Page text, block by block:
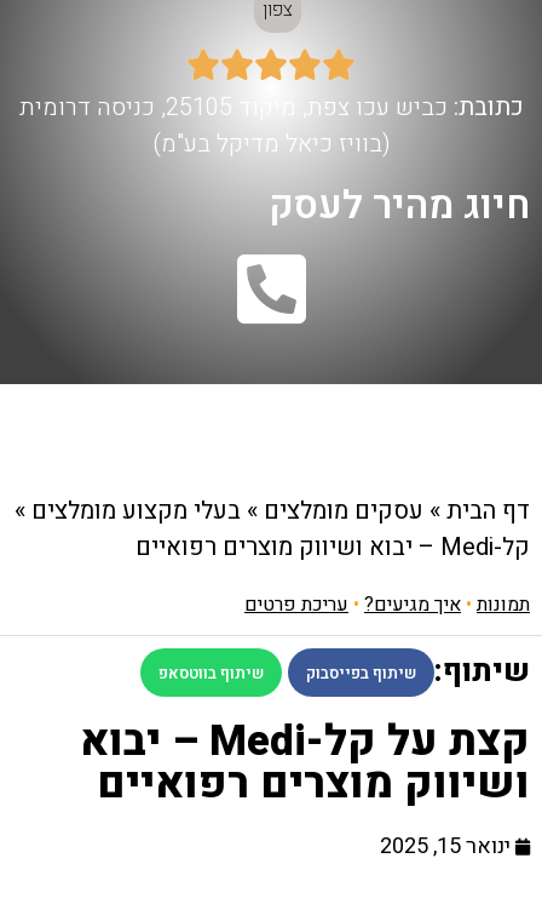
צפון





כתובת:
כביש עכו צפת, מיקוד 25105, כניסה דרומית
(בוויז כיאל מדיקל בע"מ)
חיוג מהיר לעסק
דף הבית» עסקים מומלצים » בעלי מקצוע מומלצים »
קל-Medi – יבוא ושיווק מוצרים רפואיים
תמונות• איך מגיעים? • עריכת פרטים
שיתוף: שיתוף בפייסבוק שיתוף בווטסאפ
קצת על קל-Medi – יבוא
ושיווק מוצרים רפואיים
ינואר 15, 2025